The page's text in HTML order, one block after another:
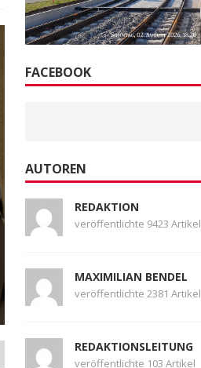
FACEBOOK
AUTOREN
REDAKTION
veröffentlichte 9423 Artikel
MAXIMILIAN BENDEL
veröffentlichte 2381 Artikel
REDAKTIONSLEITUNG
veröffentlichte 103 Artikel